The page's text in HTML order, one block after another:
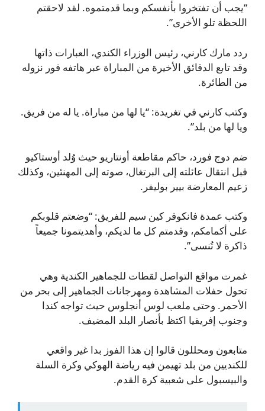
“يجب أن تفتخروا بأنفسكم وبما قدمتموه. لقد لاحقتم
اللحظة تلو الأخرى”.
ردد مارك كارني، رئيس الوزراء الكندي، العبارات ذاتها
وقد تابع الدقائق الأخيرة من المباراة عبر هاتفه فور نزوله
من الطائرة.
وكتب كارني في تغريدة: “يا لها من مباراة. يا له من فريق.
ويا لها من بلد”.
ضم دوج فورد، حاكم مقاطعة أونتاريو حيث وُلد أوستاكيو
قبل انتقال عائلته إلى البرتغال، صوته إلى المهنئين، وكذلك
زعيم المعارضة بيير بوليفر.
وكتب عمدة فانكوفر كين سيم للفريق: “وضعتم قلوبكم
على أكمامكم، وقدمتم كل ما لديكم، وأهديتمونا جميعاً
ذاكرة لا تُنسى”.
غمرت مواقع التواصل لقطات للجماهير الكندية وهي
تحول حفلات المشاهدة ومهرجانات الجماهير إلى بحر من
الأحمر. وحتى ملعب لوس أنجلوس حيث تواجه كندا
وجنوب إفريقيا اكتظ بأنصار البلد المضيف.
متابعون ومحللون قالوا إن هذا الفوز بدا غير واقعي
للكنديين من بلد تهيمن فيه رياضة الهوكي وكرة السلة
والبيسبول على شعبية كرة القدم.